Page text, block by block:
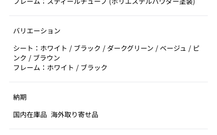
バリエーション
シート：ホワイト / ブラック / ダークグリーン / ベージュ / ピ
ンク / ブラウン
フレーム：ホワイト / ブラック
納期
国内在庫品 海外取り寄せ品